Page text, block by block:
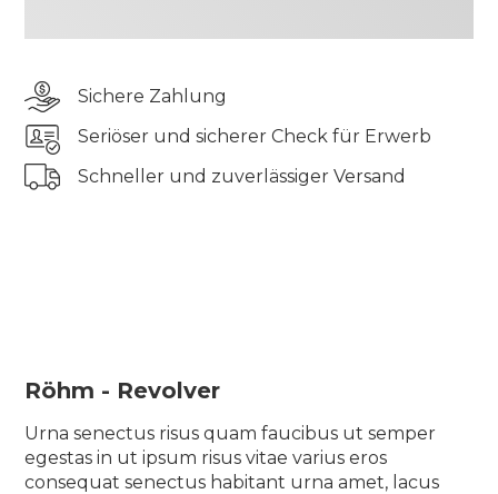
Sichere Zahlung
Seriöser und sicherer Check für Erwerb
Schneller und zuverlässiger Versand
scelerisque ullamcorper bibendum turpis ut
rhoncus ac iaculis vel gravida urna, eu semper sit
diam quam
Tincidunt elementum pharetra tincidunt sit
Röhm - Revolver
Urna senectus risus quam faucibus ut semper
egestas in ut ipsum risus vitae varius eros
consequat senectus habitant urna amet, lacus